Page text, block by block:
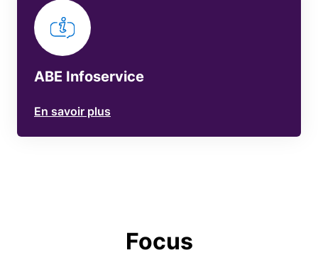
ABE Infoservice
En savoir plus
Focus